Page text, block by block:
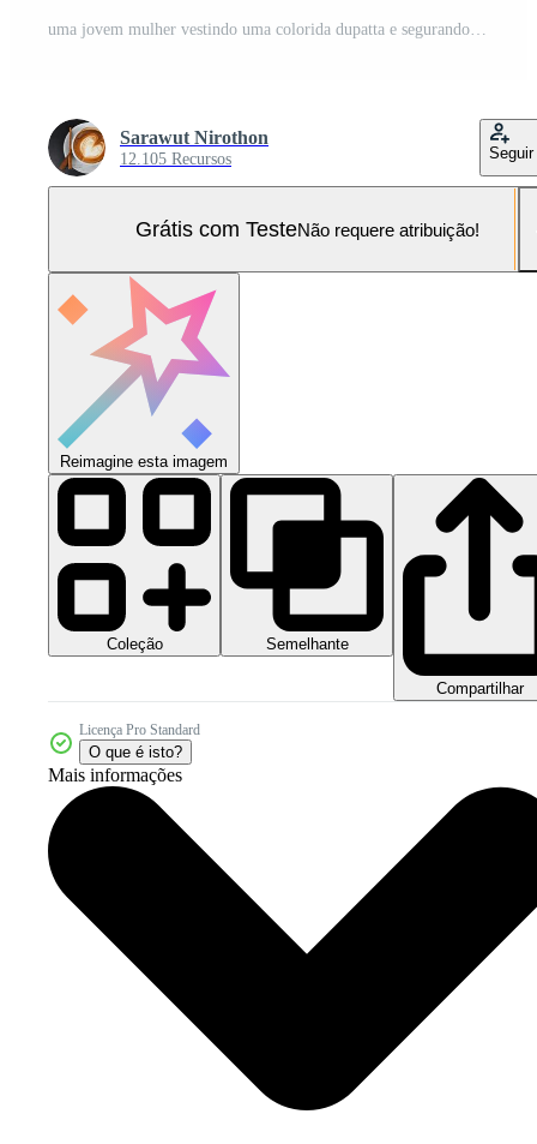
uma jovem mulher vestindo uma colorida dupatta e segurando uma vela durante vaisakhi orações Foto Pro
Sarawut Nirothon
12.105 Recursos Seguir
Grátis com TesteNão requere atribuição!
Reimagine esta imagem
Coleção Semelhante
Compartilhar
Licença Pro Standard
O que é isto?
Mais informações